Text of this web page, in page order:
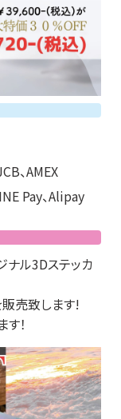
、AMEX
Pay、Alipay
ル3Dステッカ
売致します!
！